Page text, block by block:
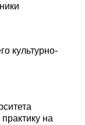
культурно-
на